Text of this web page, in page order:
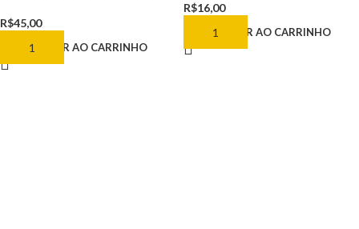
R$45,00
ADICIONAR AO CARRINHO
R$16,00
ADICIONAR AO CARRINHO